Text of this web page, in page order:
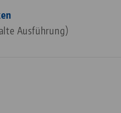
Ausführung)